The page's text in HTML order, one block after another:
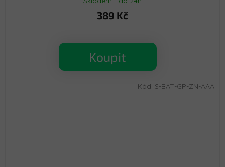
389 Kč
Koupit
Kód: S-BAT-GP-ZN-AAA